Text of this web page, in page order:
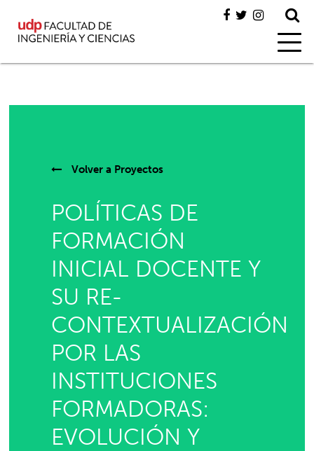
Volver a Proyectos
POLÍTICAS DE
FORMACIÓN
INICIAL DOCENTE Y
SU RE-
CONTEXTUALIZACIÓN
POR LAS
INSTITUCIONES
FORMADORAS:
EVOLUCIÓN Y